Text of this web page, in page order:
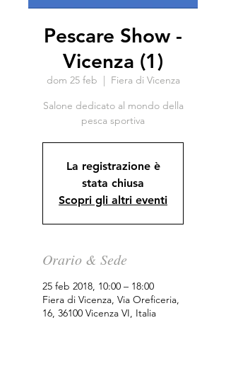
Pescare Show -
Vicenza (1)
dom 25 feb
  |
Fiera di Vicenza
Salone dedicato al mondo della
pesca sportiva
La registrazione è
stata chiusa
Scopri gli altri eventi
Orario & Sede
25 feb 2018, 10:00 – 18:00
Fiera di Vicenza, Via Oreficeria,
16, 36100 Vicenza VI, Italia